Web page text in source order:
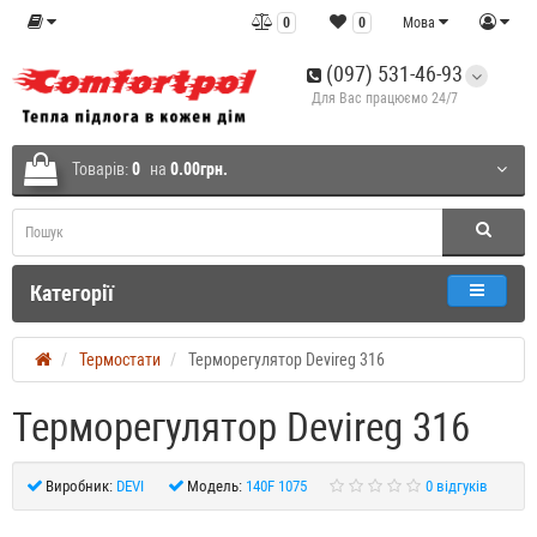
Мова
0
0
(097) 531-46-93
Для Вас працюємо 24/7
Товарів:0 на 0.00грн.
Категорії
Термостати Терморегулятор Devireg 316
Терморегулятор Devireg 316
Виробник: DEVI Модель: 140F 1075 0 відгуків